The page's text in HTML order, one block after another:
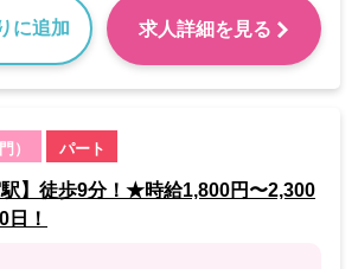
に追加 求人詳細を見る
） パート
駅】徒歩9分！★時給1,800円〜2,300
！